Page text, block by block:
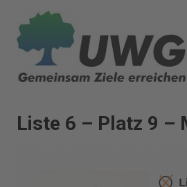
Inhalt
springen
Liste 6 – Platz 9 –